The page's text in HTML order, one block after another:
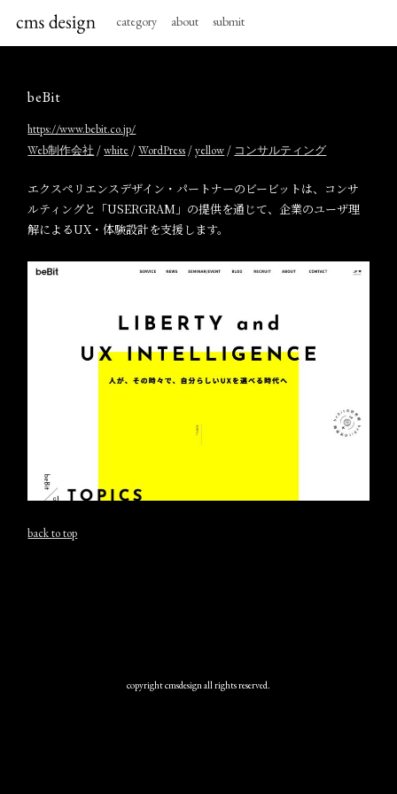
category about submit
beBit
https://www.bebit.co.jp/
Web制作会社 /white /WordPress /yellow / コンサルティング
エクスペリエンスデザイン・パートナーのビービットは、コンサ
ルティングと「USERGRAM」の提供を通じて、企業のユーザ理
解によるUX・体験設計を支援します。
back to top
copyright cmsdesign all rights reserved.